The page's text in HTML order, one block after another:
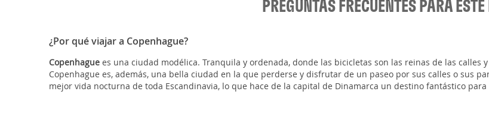
PREGUNTAS FRECUENTES PARA
¿Por qué viajar a Copenhague?
Copenhague es una ciudad modélica. Tranquila y ordenada, donde las bicicletas son las reinas de las
Copenhague es, además, una bella ciudad en la que perderse y disfrutar de un paseo por sus calles o sus
mejor vida nocturna de toda Escandinavia, lo que hace de la capital de Dinamarca un destino fantástico